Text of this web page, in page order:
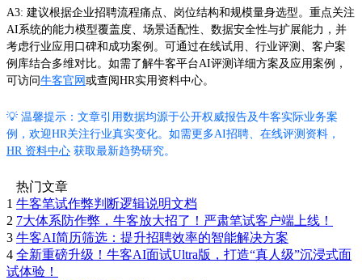
A3: 建议根据企业招聘流程痛点、岗位结构和规模量身选型。重点关注
AI系统的能力模型覆盖度、场景适配性、数据安全性与扩展能力，并
考虑行业应用口碑和成功案例。可通过在线试用、行业评测、客户案
例库结合多维对比。如需了解牛客平台AI评测详细方案及应用案例，
可访问牛客官网 或查阅HR实用资料中心。
💡 温馨提示：文章引用数据均源于公开权威报告及牛客实际业务案
例，欢迎HR关注行业真实变化。如需更多AI招聘、在线评测资料，
HR 资料中心 获取最新趋势研究。
热门文章
1 牛客笔试作弊判断逻辑说明文档
2 7大体系防作弊，牛客放大招了！严肃笔试客户端上线！
3 牛客AI简历筛选：提升招聘效率的智能解决方案
4 全新重磅升级！牛客AI面试Ultra版，打造“真人级”沉浸式面
试体验！